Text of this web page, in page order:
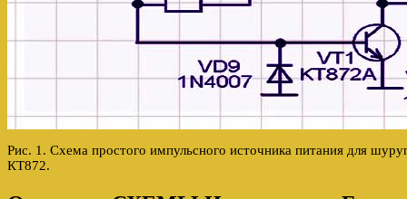
Рис. 1. Схема простого импульсного источника питания для
КТ872.